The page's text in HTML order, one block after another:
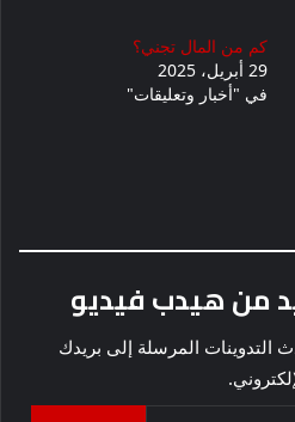
كم من المال تجني؟
29 أبريل، 2025
في "أخبار وتعليقات"
من هيدب فيديو
المرسلة إلى بريدك